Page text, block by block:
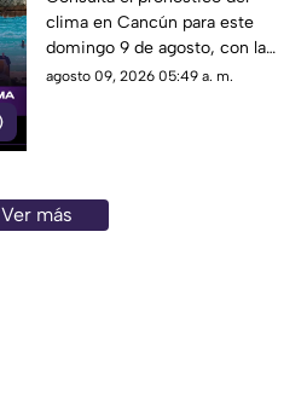
espera este domingo?
clima en Cancún para este
domingo 9 de agosto, con la
temperatura y las condiciones
agosto 09, 2026 05:49 a. m.
Ver más